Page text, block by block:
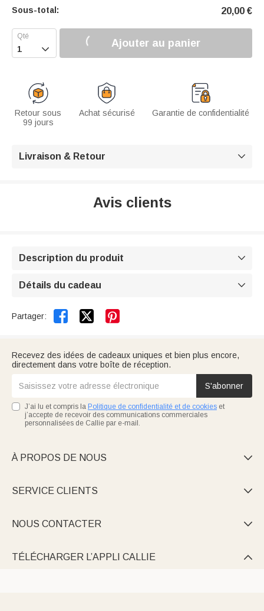
Sous-total: 20,00 €
 Ajouter au panier
Retour sous
99 jours
Achat sécurisé Garantie de confidentialité
Livraison & Retour 
Avis clients
Description du produit 
Détails du cadeau 
Partager:  
Recevez des idées de cadeaux uniques et bien plus encore,
directement dans votre boîte de réception.
S'abonner
J’ai lu et compris la Politique de confidentialité et de cookies et
j’accepte de recevoir des communications commerciales
personnalisées de Callie par e-mail.
À PROPOS DE NOUS 
SERVICE CLIENTS 
NOUS CONTACTER 
TÉLÉCHARGER L’APPLI CALLIE 